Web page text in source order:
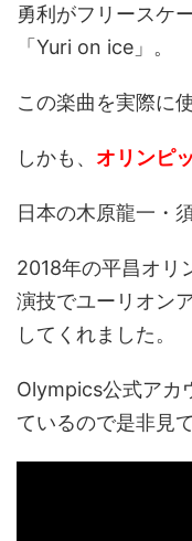
勇利がフリースケ
「Yuri on ice」。
この楽曲を実際に
しかも、 オリンピ
日本の木原龍一・
2018年の平昌オリ
演技でユーリオン
してくれました。
Olympics公式アカ
ているので是非見